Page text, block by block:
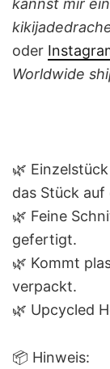
kannst mir
oder
Worldwide
🌿
das Stück auf
🌿 Feine
gefertigt.
🌿 Kommt
verpackt.
🌿 Upcycled
📦 Hinweis: